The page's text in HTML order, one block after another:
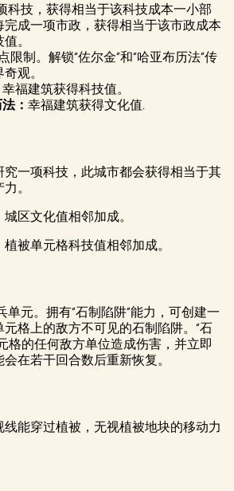
科技，获得相当于该科技成本一小部
完成一项市政，获得相当于该市政成本
。
限制。解锁“佐尔金”和“哈亚布历法”传
观。
幸福建筑获得科技值。
： 幸福建筑获得文化值.
究一项科技，此城市都会获得相当于其
。
区文化值相邻加成。
被单元格科技值相邻加成。
单元。拥有“石制陷阱”能力，可创建一
格上的敌方不可见的石制陷阱。“石
格的任何敌方单位造成伤害，并立即
在若干回合数后重新恢复。
能穿过植被，无视植被地块的移动力